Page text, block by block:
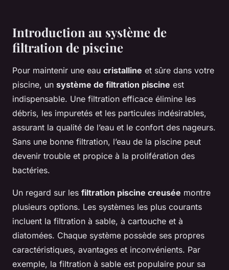
Introduction au système de
filtration de piscine
Pour maintenir une eau cristalline et sûre dans votre
piscine, un système de filtration piscine est
indispensable. Une filtration efficace élimine les
débris, les impuretés et les particules indésirables,
assurant la qualité de l’eau et le confort des nageurs.
Sans une bonne filtration, l’eau de la piscine peut
devenir trouble et propice à la prolifération des
bactéries.
Un regard sur les filtration piscine creusée montre
plusieurs options. Les systèmes les plus courants
incluent la filtration à sable, à cartouche et à
diatomées. Chaque système possède ses propres
caractéristiques, avantages et inconvénients. Par
exemple, la filtration à sable est populaire pour sa